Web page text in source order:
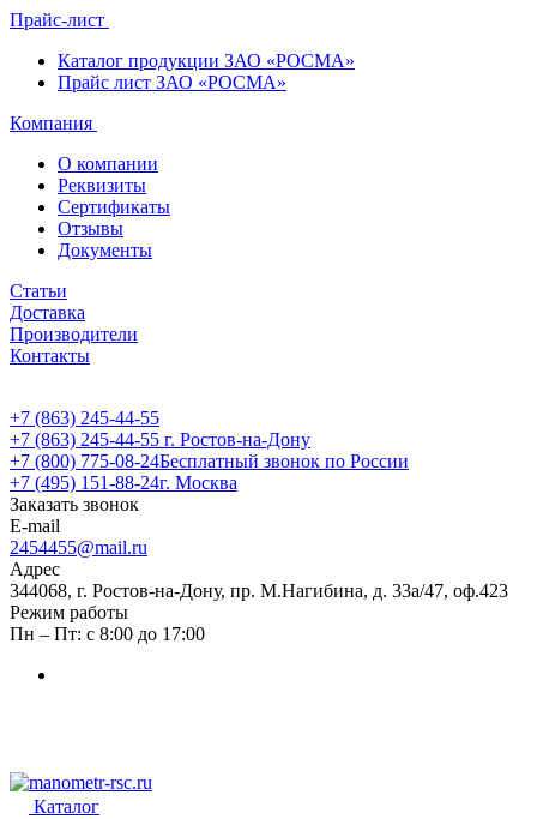
Прайс-лист
Каталог продукции ЗАО «РОСМА»
Прайс лист ЗАО «РОСМА»
Компания
О компании
Реквизиты
Сертификаты
Отзывы
Документы
Статьи
Доставка
Производители
Контакты
+7 (863) 245-44-55
+7 (863) 245-44-55 г. Ростов-на-Дону
+7 (800) 775-08-24Бесплатный звонок по России
+7 (495) 151-88-24г. Москва
Заказать звонок
E-mail
2454455@mail.ru
Адрес
344068, г. Ростов-на-Дону, пр. М.Нагибина, д. 33а/47, оф.423
Режим работы
Пн – Пт: с 8:00 до 17:00
Каталог